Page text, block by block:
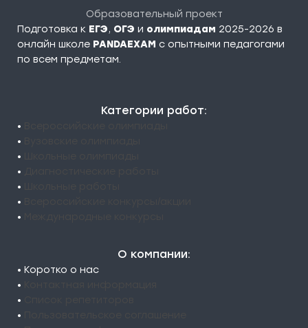
Образовательный проект
Подготовка к ЕГЭ, ОГЭ и олимпиадам 2025-2026 в
онлайн школе PANDAEXAM c опытными педагогами
по всем предметам.
Категории работ:
•
•
•
•
•
•
•
О компании:
• Коротко о нас
•
•
•